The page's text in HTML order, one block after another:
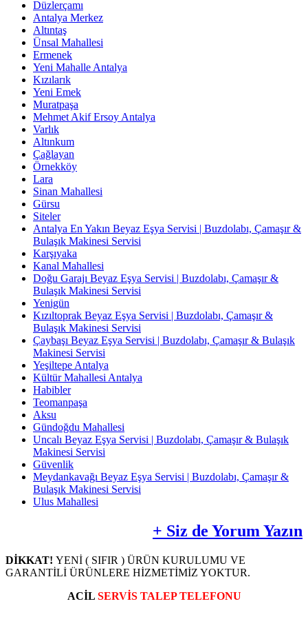
Düzlerçamı
Antalya Merkez
Altıntaş
Ünsal Mahallesi
Ermenek
Yeni Mahalle Antalya
Kızılarık
Yeni Emek
Muratpaşa
Mehmet Akif Ersoy Antalya
Varlık
Altınkum
Çağlayan
Örnekköy
Lara
Sinan Mahallesi
Gürsu
Siteler
Antalya En Yakın Beyaz Eşya Servisi | Buzdolabı, Çamaşır &
Bulaşık Makinesi Servisi
Karşıyaka
Kanal Mahallesi
Doğu Garajı Beyaz Eşya Servisi | Buzdolabı, Çamaşır &
Bulaşık Makinesi Servisi
Yenigün
Kızıltoprak Beyaz Eşya Servisi | Buzdolabı, Çamaşır &
Bulaşık Makinesi Servisi
Çaybaşı Beyaz Eşya Servisi | Buzdolabı, Çamaşır & Bulaşık
Makinesi Servisi
Yeşiltepe Antalya
Kültür Mahallesi Antalya
Habibler
Teomanpaşa
Aksu
Gündoğdu Mahallesi
Uncalı Beyaz Eşya Servisi | Buzdolabı, Çamaşır & Bulaşık
Makinesi Servisi
Güvenlik
Meydankavağı Beyaz Eşya Servisi | Buzdolabı, Çamaşır &
Bulaşık Makinesi Servisi
Ulus Mahallesi
+ Siz de Yorum Yazın
DİKKAT! YENİ ( SIFIR ) ÜRÜN KURULUMU VE
GARANTİLİ ÜRÜNLERE HİZMETİMİZ YOKTUR.
ACİL SERVİS TALEP TELEFONU